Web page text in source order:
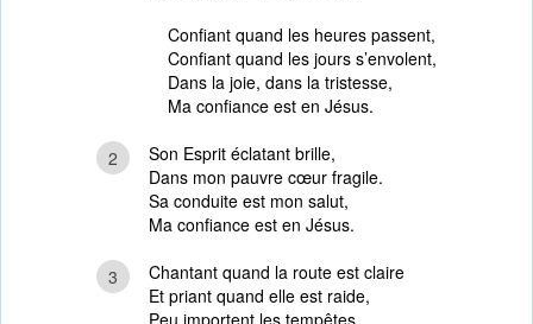
Confiant quand les heures passent,
Confiant quand les jours s’envolent,
Dans la joie, dans la tristesse,
Ma confiance est en Jésus.
2
Son Esprit éclatant brille,
Dans mon pauvre cœur fragile.
Sa conduite est mon salut,
Ma confiance est en Jésus.
3
Chantant quand la route est claire
Et priant quand elle est raide,
Peu importent les tempêtes,